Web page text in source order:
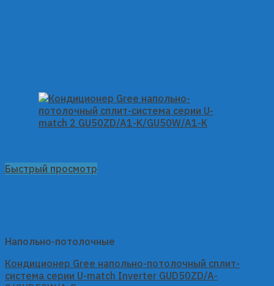
Быстрый просмотр
Напольно-потолочные
Кондиционер Gree напольно-потолочный сплит-
система серии U-match Inverter GUD50ZD/A-